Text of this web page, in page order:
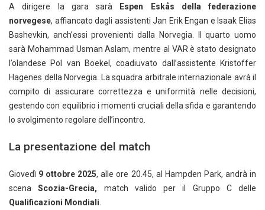
A dirigere la gara sarà
Espen Eskås della federazione
norvegese, affiancato dagli assistenti Jan Erik Engan e Isaak Elias
Bashevkin, anch’essi provenienti dalla Norvegia. Il quarto uomo
sarà Mohammad Usman Aslam, mentre al VAR è stato designato
l’olandese Pol van Boekel, coadiuvato dall’assistente Kristoffer
Hagenes della Norvegia. La squadra arbitrale internazionale avrà il
compito di assicurare correttezza e uniformità nelle decisioni,
gestendo con equilibrio i momenti cruciali della sfida e garantendo
lo svolgimento regolare dell’incontro.
La presentazione del match
Giovedì 9 ottobre 2025, alle ore 20.45, al Hampden Park, andrà in
scenaScozia-Grecia, match valido per il Gruppo C delle
Qualificazioni Mondiali.